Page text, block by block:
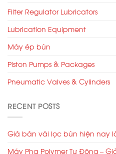
Filter Regulator Lubricators
Lubrication Equipment
Máy ép bùn
Piston Pumps & Packages
Pneumatic Valves & Cylinders
RECENT POSTS
Giá bán vải lọc bùn hiện nay
Máy Pha Polymer Tự Động –